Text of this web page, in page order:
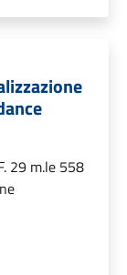
29 m.le 558